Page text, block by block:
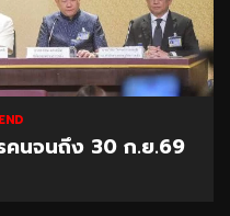
คนจนถึง 30 ก.ย.69